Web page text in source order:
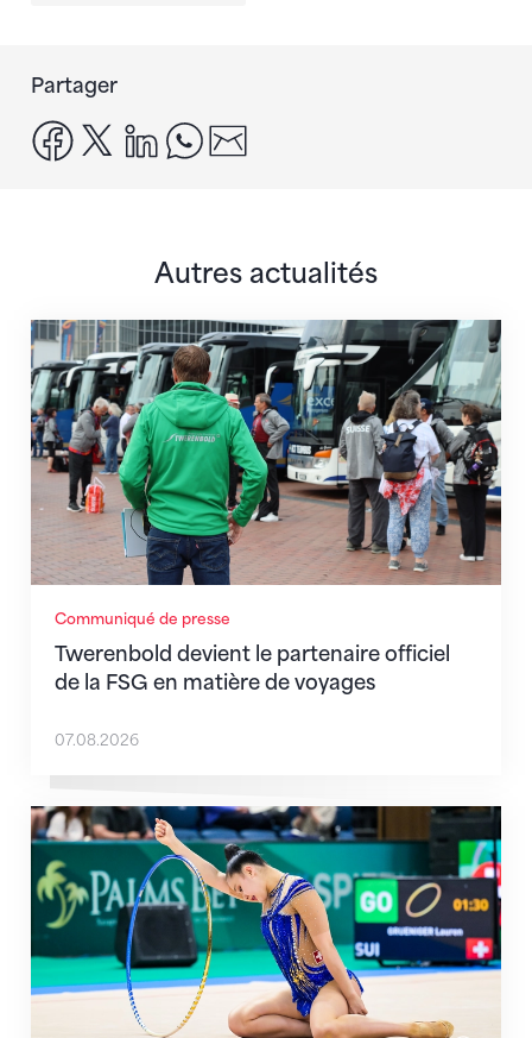
Partager
facebook
x linkedinwhatsapp
Autres actualités
Communiqué de presse
Twerenbold devient le partenaire officiel
de la FSG en matière de voyages
Twerenbold devient le partenaire officiel de la FSG
07.08.2026
Prochaine étape : les Championnats du monde